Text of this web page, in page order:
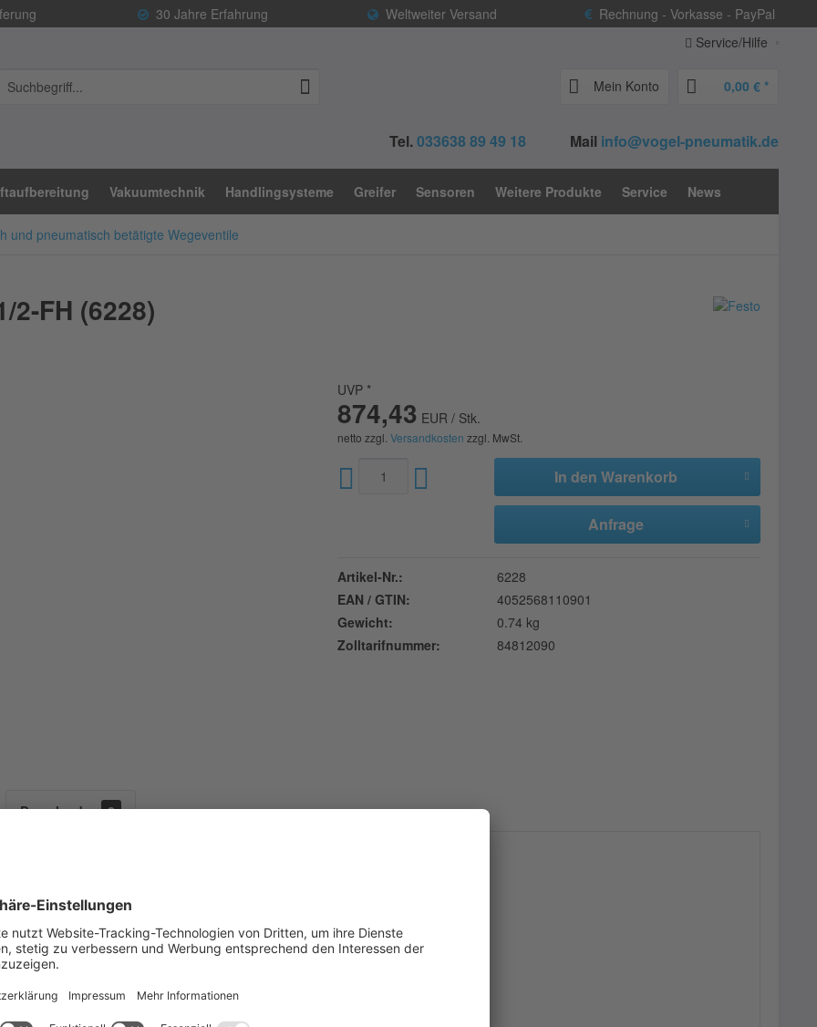
30 Jahre Erfahrung Weltweiter Versand
Rechnung - Vorkasse - PayPal
Service/Hilfe
Tel.033638 89 49 18 Mail info@vogel-pneumatik.de
Mein Konto 0,00 € *
Vakuumtechnik Handlingsysteme Greifer Sensoren Weitere Produkte Service News
und pneumatisch betätigte Wegeventile
2-FH (6228)
UVP *
874,43 EUR / Stk.
netto zzgl.Versandkosten zzgl. MwSt.
In den Warenkorb
Anfrage
Artikel-Nr.:
6228
EAN / GTIN:
4052568110901
Gewicht:
0.74 kg
Zolltarifnummer:
84812090
Downloads 2